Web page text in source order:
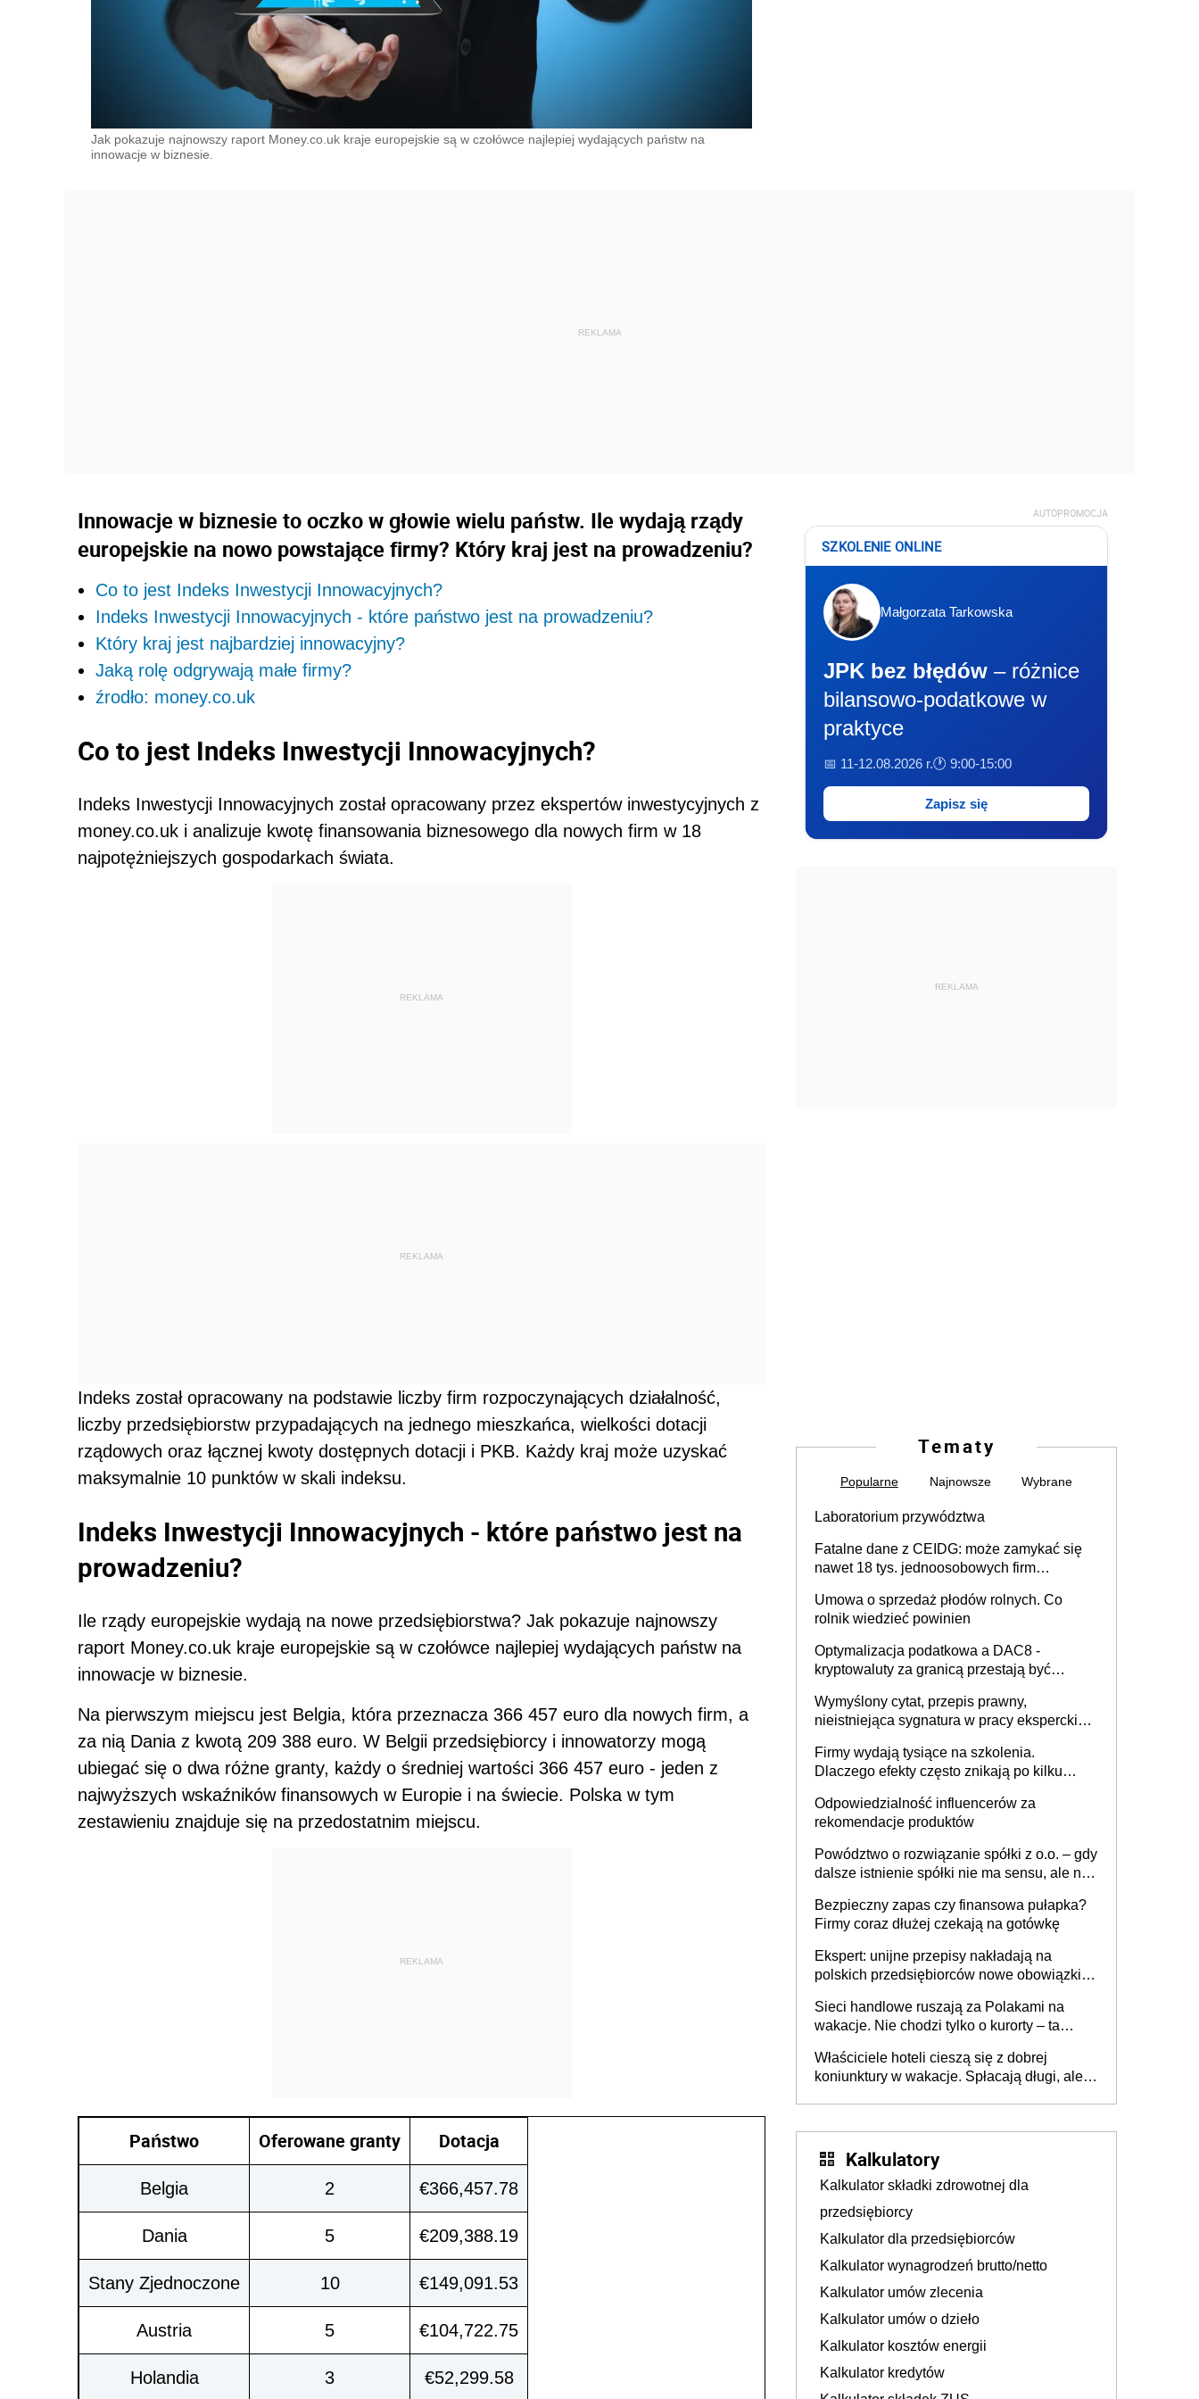
Jak pokazuje najnowszy raport Money.co.uk kraje europejskie są w czołówce najlepiej wydających państw na
innowacje w biznesie.
Innowacje w biznesie to oczko w głowie wielu państw. Ile wydają rządy
europejskie na nowo powstające firmy? Który kraj jest na prowadzeniu?
Co to jest Indeks Inwestycji Innowacyjnych?
Indeks Inwestycji Innowacyjnych - które państwo jest na prowadzeniu?
Który kraj jest najbardziej innowacyjny?
Jaką rolę odgrywają małe firmy?
źrodło: money.co.uk
Co to jest Indeks Inwestycji Innowacyjnych?
Indeks Inwestycji Innowacyjnych został opracowany przez ekspertów inwestycyjnych z
money.co.uk i analizuje kwotę finansowania biznesowego dla nowych firm w 18
najpotężniejszych gospodarkach świata.
REKLAMA
REKLAMA
Indeks został opracowany na podstawie liczby firm rozpoczynających działalność,
liczby przedsiębiorstw przypadających na jednego mieszkańca, wielkości dotacji
rządowych oraz łącznej kwoty dostępnych dotacji i PKB. Każdy kraj może uzyskać
maksymalnie 10 punktów w skali indeksu.
Indeks Inwestycji Innowacyjnych - które państwo jest na
prowadzeniu?
Ile rządy europejskie wydają na nowe przedsiębiorstwa? Jak pokazuje najnowszy
raport Money.co.uk kraje europejskie są w czołówce najlepiej wydających państw na
innowacje w biznesie.
Na pierwszym miejscu jest Belgia, która przeznacza 366 457 euro dla nowych firm, a
za nią Dania z kwotą 209 388 euro. W Belgii przedsiębiorcy i innowatorzy mogą
ubiegać się o dwa różne granty, każdy o średniej wartości 366 457 euro - jeden z
najwyższych wskaźników finansowych w Europie i na świecie. Polska w tym
zestawieniu znajduje się na przedostatnim miejscu.
REKLAMA
Państwo Oferowane granty Dotacja
Belgia 2 €366,457.78
Dania 5 €209,388.19
Stany Zjednoczone 10 €149,091.53
Austria 5 €104,722.75
Holandia 3 €52,299.58
AUTOPROMOCJA
SZKOLENIE ONLINE
Małgorzata Tarkowska
JPK bez błędów – różnice
bilansowo-podatkowe w
praktyce
📅 11-12.08.2026 r.🕐 9:00-15:00
Zapisz się
REKLAMA
Tematy
Popularne Najnowsze Wybrane
Laboratorium przywództwa
Fatalne dane z CEIDG: może zamykać się
nawet 18 tys. jednoosobowych firm
Umowa o sprzedaż płodów rolnych. Co
rolnik wiedzieć powinien
Optymalizacja podatkowa a DAC8 -
kryptowaluty za granicą przestają być
Wymyślony cytat, przepis prawny,
nieistniejąca sygnatura w pracy eksperckiej -
firmie
Firmy wydają tysiące na szkolenia.
Dlaczego efekty często znikają po kilku
Odpowiedzialność influencerów za
rekomendacje produktów
Powództwo o rozwiązanie spółki z o.o. – gdy
dalsze istnienie spółki nie ma sensu, ale nie
Bezpieczny zapas czy finansowa pułapka?
Firmy coraz dłużej czekają na gotówkę
Ekspert: unijne przepisy nakładają na
polskich przedsiębiorców nowe obowiązki w
Sieci handlowe ruszają za Polakami na
wakacje. Nie chodzi tylko o kurorty – ta
tam, gdzie wielu spędzi urlop po cichu
Właściciele hoteli cieszą się z dobrej
koniunktury w wakacje. Spłacają długi, ale
Kalkulatory
Kalkulator składki zdrowotnej dla
przedsiębiorcy
Kalkulator dla przedsiębiorców
Kalkulator wynagrodzeń brutto/netto
Kalkulator umów zlecenia
Kalkulator umów o dzieło
Kalkulator kosztów energii
Kalkulator kredytów